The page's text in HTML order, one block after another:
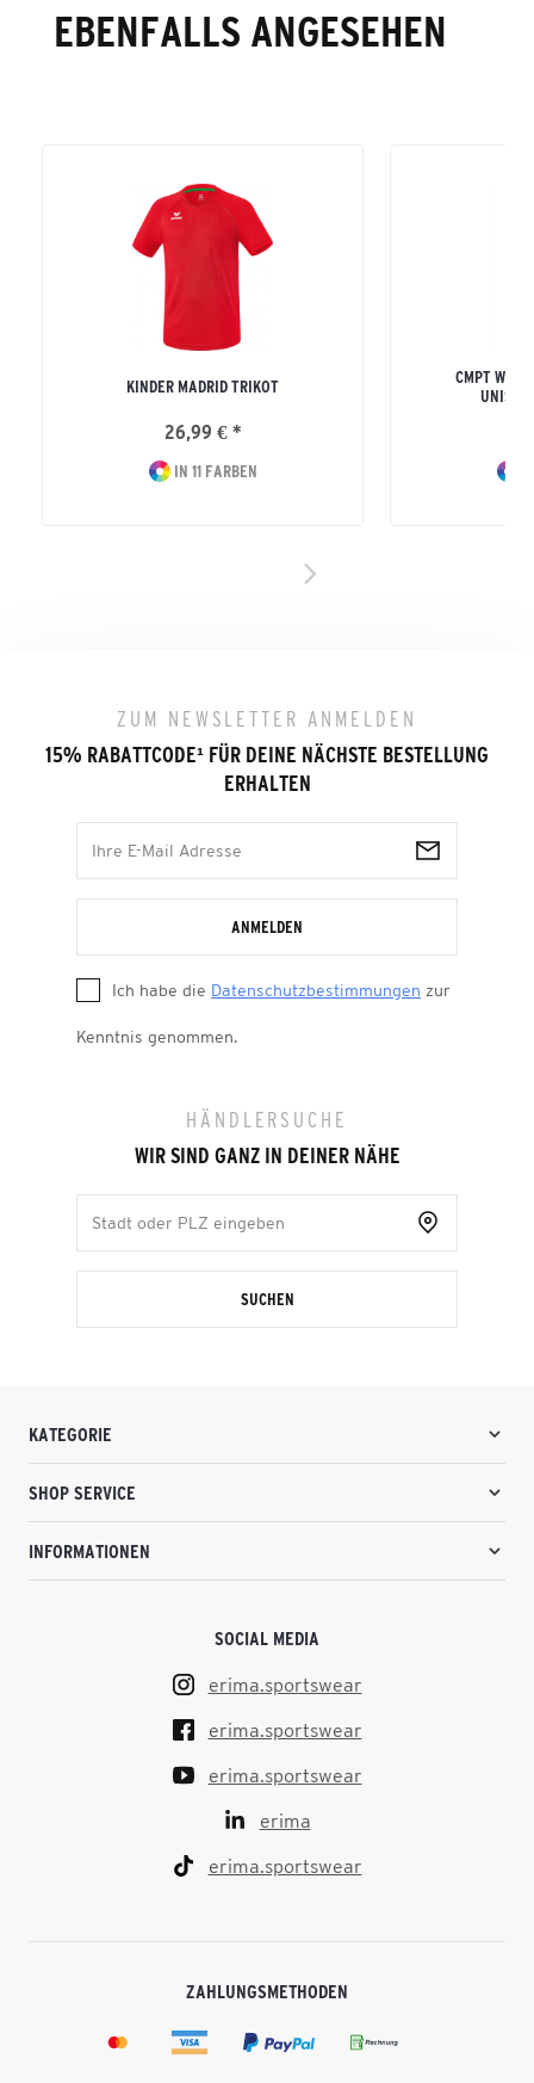
EBENFALLS ANGESEHEN
KINDER MADRID TRIKOT
26,99 € *
IN 11 FARBEN
CMPT
UNISEX
ZUM NEWSLETTER ANMELDEN
15% RABATTCODE¹ FÜR DEINE NÄCHSTE BESTELLUNG
ERHALTEN
ANMELDEN
Ich habe die Datenschutzbestimmungen zur
Kenntnis genommen.
HÄNDLERSUCHE
WIR SIND GANZ IN DEINER NÄHE
SUCHEN
KATEGORIE
SHOP SERVICE
INFORMATIONEN
SOCIAL MEDIA
erima.sportswear
erima.sportswear
erima.sportswear
erima
erima.sportswear
ZAHLUNGSMETHODEN